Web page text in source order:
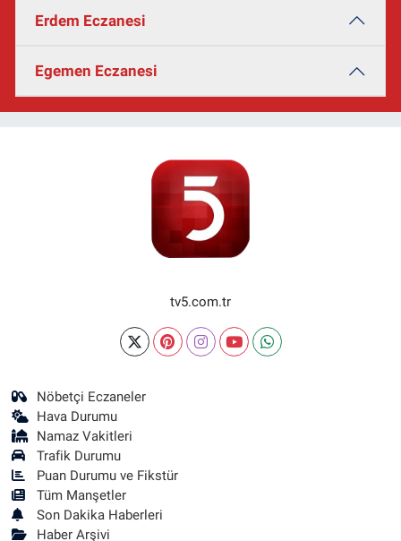
Erdem Eczanesi
Egemen Eczanesi
tv5.com.tr
Nöbetçi Eczaneler
Hava Durumu
Namaz Vakitleri
Trafik Durumu
Puan Durumu ve Fikstür
Tüm Manşetler
Son Dakika Haberleri
Haber Arşivi